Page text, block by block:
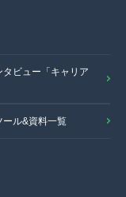
タビュー「キャリア
ール&資料一覧